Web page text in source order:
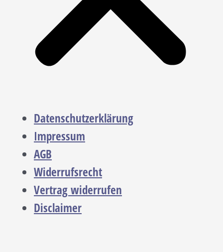
Datenschutzerklärung
Impressum
AGB
Widerrufsrecht
Vertrag widerrufen
Disclaimer